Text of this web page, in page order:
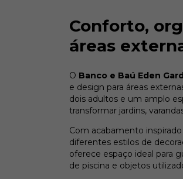
Conforto,
áreas
O Banco e Baú Eden
e design para áreas
dois adultos e um amplo
transformar jardins,
Com acabamento
diferentes estilos de
oferece espaço ideal para
de piscina e objetos